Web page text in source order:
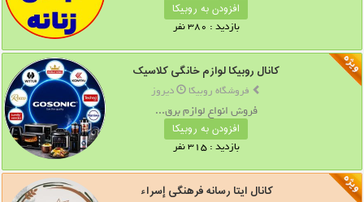
افزودن به روبیکا
بازدید : 380 نفر
کانال روبیکا لوازم خانگی کلاسیک
فروشگاه روبیکا دیروز
فروش انواع لوازم برق...
افزودن به روبیکا
بازدید : 315 نفر
کانال ایتا رسانه فرهنگی إسراء